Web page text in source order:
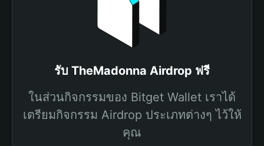
รับ TheMadonna Airdrop ฟรี
ในส่วนกิจกรรมของ Bitget Wallet เราได้
เตรียมกิจกรรม Airdrop ประเภทต่างๆ ไว้ให้
คุณ